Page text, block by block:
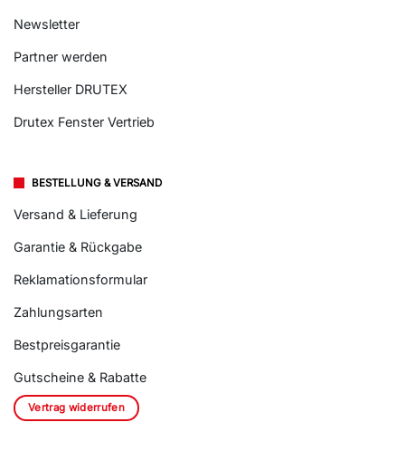
Newsletter
Partner werden
Hersteller DRUTEX
Drutex Fenster Vertrieb
BESTELLUNG & VERSAND
Versand & Lieferung
Garantie & Rückgabe
Reklamationsformular
Zahlungsarten
Bestpreisgarantie
Gutscheine & Rabatte
Vertrag widerrufen